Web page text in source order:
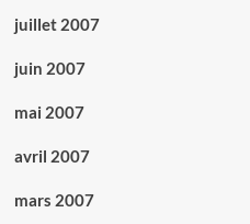
juillet 2007
juin 2007
mai 2007
avril 2007
mars 2007